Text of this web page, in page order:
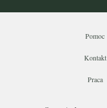
Pomoc
Kontakt
Praca